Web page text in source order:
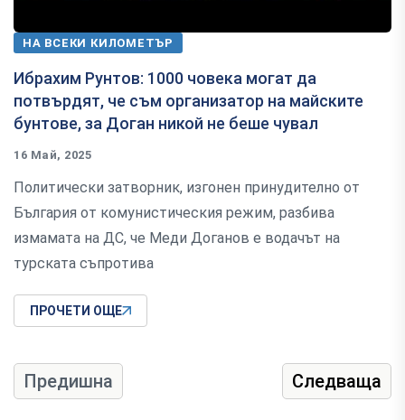
НА ВСЕКИ КИЛОМЕТЪР
Ибрахим Рунтов: 1000 човека могат да
потвърдят, че съм организатор на майските
бунтове, за Доган никой не беше чувал
16 Май, 2025
Политически затворник, изгонен принудително от
България от комунистическия режим, разбива
измамата на ДС, че Меди Доганов е водачът на
турската съпротива
ПРОЧЕТИ ОЩЕ
Предишна Следваща